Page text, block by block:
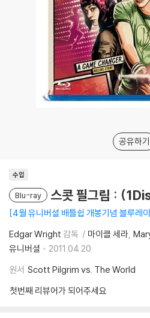
공유하기
수입
Blu-ray 스콧 필그림 :
4월 유니버셜 배틀쉽 개봉기념 블루레
Edgar Wright 감독 마이클 세라
유니버셜
2011.04.20.
원서 Scott Pilgrim vs. The World
첫번째 리뷰어가 되어주세요